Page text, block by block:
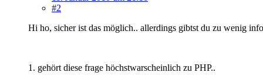
#2
Hi ho, sicher ist das möglich.. allerdings gibtst du zu wenig
1. gehört diese frage höchstwarscheinlich zu PHP..